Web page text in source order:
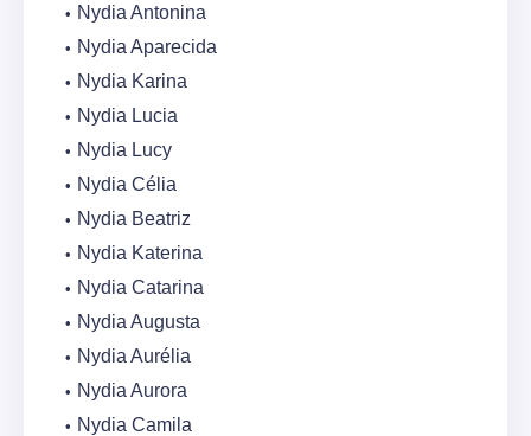
Nydia Antonina
Nydia Aparecida
Nydia Karina
Nydia Lucia
Nydia Lucy
Nydia Célia
Nydia Beatriz
Nydia Katerina
Nydia Catarina
Nydia Augusta
Nydia Aurélia
Nydia Aurora
Nydia Camila